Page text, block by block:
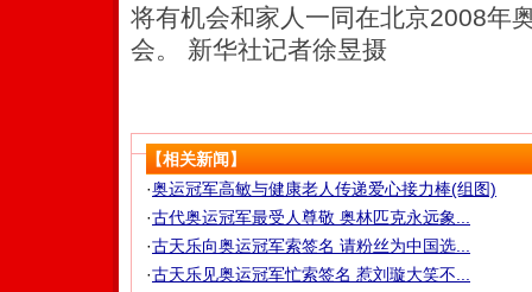
将有机会和家人一同在北京2008年
会。 新华社记者徐昱摄
【相关新闻】
·奥运冠军高敏与健康老人传递爱心接力棒(组图)
·古代奥运冠军最受人尊敬 奥林匹克永远象...
·古天乐向奥运冠军索签名 请粉丝为中国选...
·古天乐见奥运冠军忙索签名 惹刘璇大笑不...